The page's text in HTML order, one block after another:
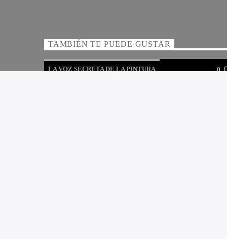
TAMBIÉN TE PUEDE GUSTAR
LA VOZ SECRETA DE LA PINTURA 0